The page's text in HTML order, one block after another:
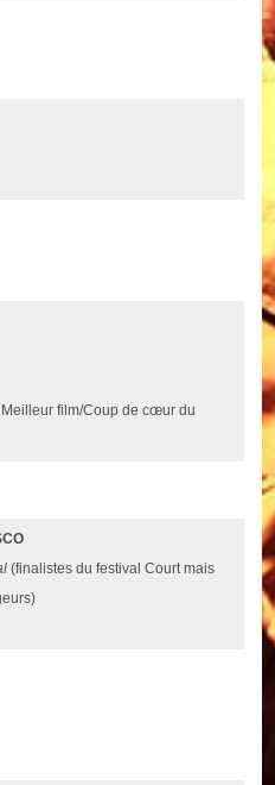
film/Coup de cœur du
(finalistes du festival Court mais